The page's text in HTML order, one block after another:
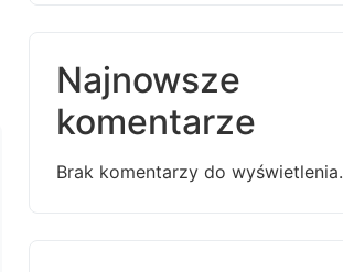
Najnowsze
komentarze
Brak komentarzy do wyświetlenia.